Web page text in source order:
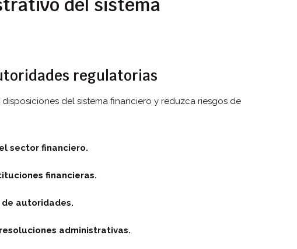
del sistema
regulatorias
del sistema financiero y reduzca riesgos de
sector financiero.
financieras.
autoridades.
administrativas.